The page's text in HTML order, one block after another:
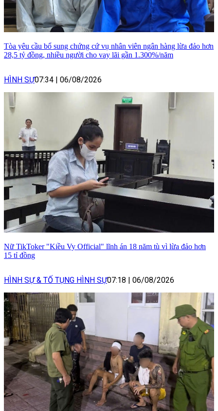
Tòa yêu cầu bổ sung chứng cứ vụ nhân viên ngân hàng lừa đảo hơn
28,5 tỷ đồng, nhiều người cho vay lãi gần 1.300%/năm
HÌNH SỰ07:34 06/08/2026
Nữ TikToker "Kiều Vy Official" lĩnh án 18 năm tù vì lừa đảo hơn
15 tỉ đồng
HÌNH SỰ & TỐ TỤNG HÌNH SỰ07:18 06/08/2026